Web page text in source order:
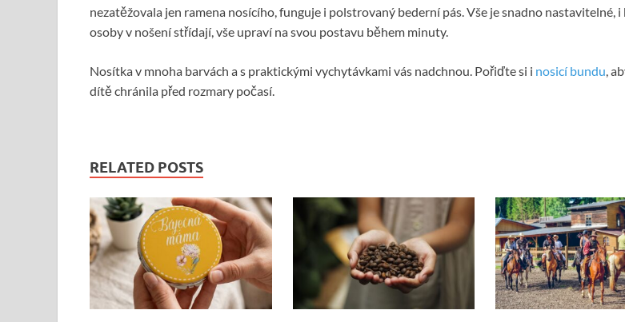
nezatěžovala jen ramena nosícího, funguje i polstrovaný bederní pás. Vše je snadno nastavitelné, i
osoby v nošení střídají, vše upraví na svou postavu během minuty.
Nosítka v mnoha barvách a s praktickými vychytávkami vás nadchnou. Pořiďte si i nosicí bundu ,
dítě chránila před rozmary počasí.
RELATED POSTS